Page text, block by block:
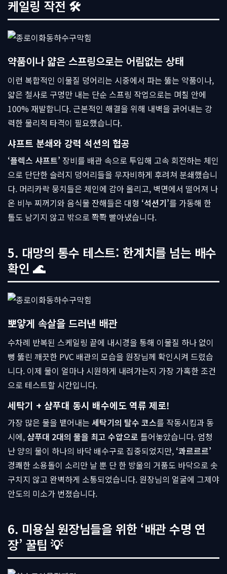
케일링 작전 🛠
약품이나 얇은 스프링으로는 어림없는 상태
이런 복합적인 이물질 덩어리는 시중에서 파는 뚫는 약품이나,
얇은 철사로 구멍만 내는 단순 스프링 작업으로는 며칠 안에
100% 재발합니다. 근본적인 해결을 위해 내벽을 긁어내는 강
력한 물리적 타격이 필요했습니다.
샤프트 분쇄와 강력 석션의 협공
‘플렉스 샤프트’ 장비를 배관 속으로 투입해 고속 회전하는 체인
으로 단단한 슬러지 덩어리들을 무자비하게 후려쳐 분쇄했습니
다. 머리카락 뭉치들은 체인에 감아 올리고, 벽면에서 떨어져 나
온 비누 찌꺼기와 음식물 잔해들은 대형 ‘석션기’를 가동해 한
톨도 남기지 않고 밖으로 쫙쫙 빨아냈습니다.
5. 대망의 통수 테스트: 한계치를 넘는 배수
확인 🌊
뽀얗게 속살을 드러낸 배관
수차례 반복된 스케일링 끝에 내시경을 통해 이물질 하나 없이
뻥 뚫린 깨끗한 PVC 배관의 모습을 원장님께 확인시켜 드렸습
니다. 이제 물이 얼마나 시원하게 내려가는지 가장 가혹한 조건
으로 테스트할 시간입니다.
세탁기 + 샴푸대 동시 배수에도 역류 제로!
가장 많은 물을 뱉어내는 세탁기의 탈수 코스를 작동시킴과 동
시에, 샴푸대 2대의 물을 최고 수압으로 틀어놓았습니다. 엄청
난 양의 물이 하나의 바닥 배수구로 집중되었지만, ‘콰르르르’
경쾌한 소용돌이 소리만 날 뿐 단 한 방울의 거품도 바닥으로 솟
구치지 않고 완벽하게 소통되었습니다. 원장님의 얼굴에 그제야
안도의 미소가 번졌습니다.
6. 미용실 원장님들을 위한 ‘배관 수명 연
장’ 꿀팁 💡